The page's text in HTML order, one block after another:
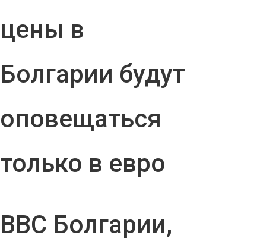
цены в
Болгарии будут
оповещаться
только в евро
ВВС Болгарии,